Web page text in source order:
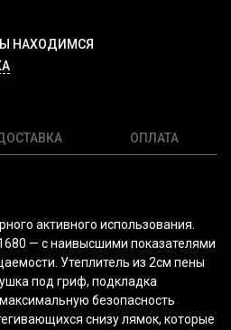
НАХОДИМСЯ
ОПЛАТА
активного использования.
— с наивысшими показателями
Утеплитель из 2см пены
под гриф, подкладка
безопасность
снизу лямок, которые